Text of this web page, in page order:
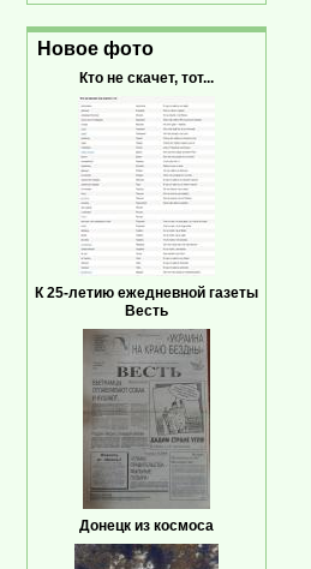
Новое фото
Кто не скачет, тот...
К 25-летию ежедневной газеты
Весть
Донецк из космоса